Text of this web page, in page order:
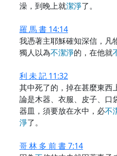
澡，到晚上就潔淨了。
羅 馬 書 14:14
我憑著主耶穌確知深信，凡
獨人以為不潔淨的，在他就
利 未 記 11:32
其中死了的，掉在甚麼東西
論是木器、衣服、皮子、口
器皿，須要放在水中，必不
淨了。
哥 林 多 前 書 7:14